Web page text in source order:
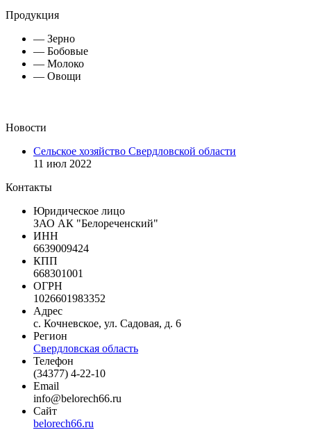
Продукция
— Зерно
— Бобовые
— Молоко
— Овощи
Новости
Сельское хозяйство Свердловской области
11 июл 2022
Контакты
Юридическое лицо
ЗАО АК "Белореченский"
ИНН
6639009424
КПП
668301001
ОГРН
1026601983352
Адрес
с. Кочневское, ул. Садовая, д. 6
Регион
Свердловская область
Телефон
(34377) 4-22-10
Email
info@belorech66.ru
Сайт
belorech66.ru